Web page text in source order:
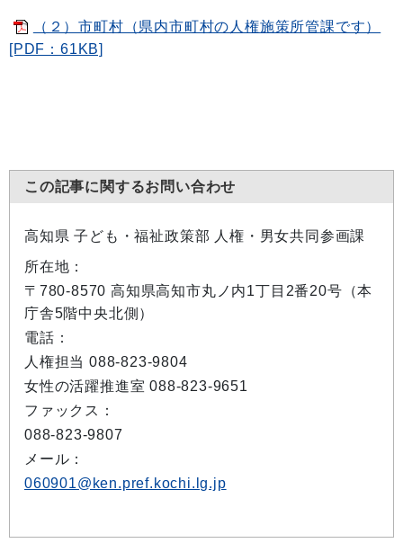
（２）市町村（県内市町村の人権施策所管課です）
[PDF：61KB]
この記事に関するお問い合わせ
高知県 子ども・福祉政策部 人権・男女共同参画課
所在地：
〒780-8570 高知県高知市丸ノ内1丁目2番20号（本
庁舎5階中央北側）
電話：
人権担当 088-823-9804
女性の活躍推進室 088-823-9651
ファックス：
088-823-9807
メール：
060901@ken.pref.kochi.lg.jp